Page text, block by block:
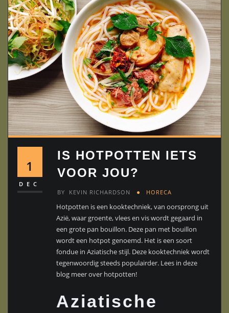
1
DEC
IS HOTPOTTEN IETS
VOOR JOU?
BY KEVIN RICHARDSON HORECA
Hotpotten is een kooktechniek, van oorsprong uit
Azië, waar groente, vlees en vis wordt gegaard in
een grote pan bouillon. Deze pan met bouillon
wordt een hotpot genoemd. Het is een soort
fondue in Aziatische stijl. Deze kooktechniek wordt
tegenwoordig steeds populairder. Lees in deze
blog meer over hotpotten!
Aziatische